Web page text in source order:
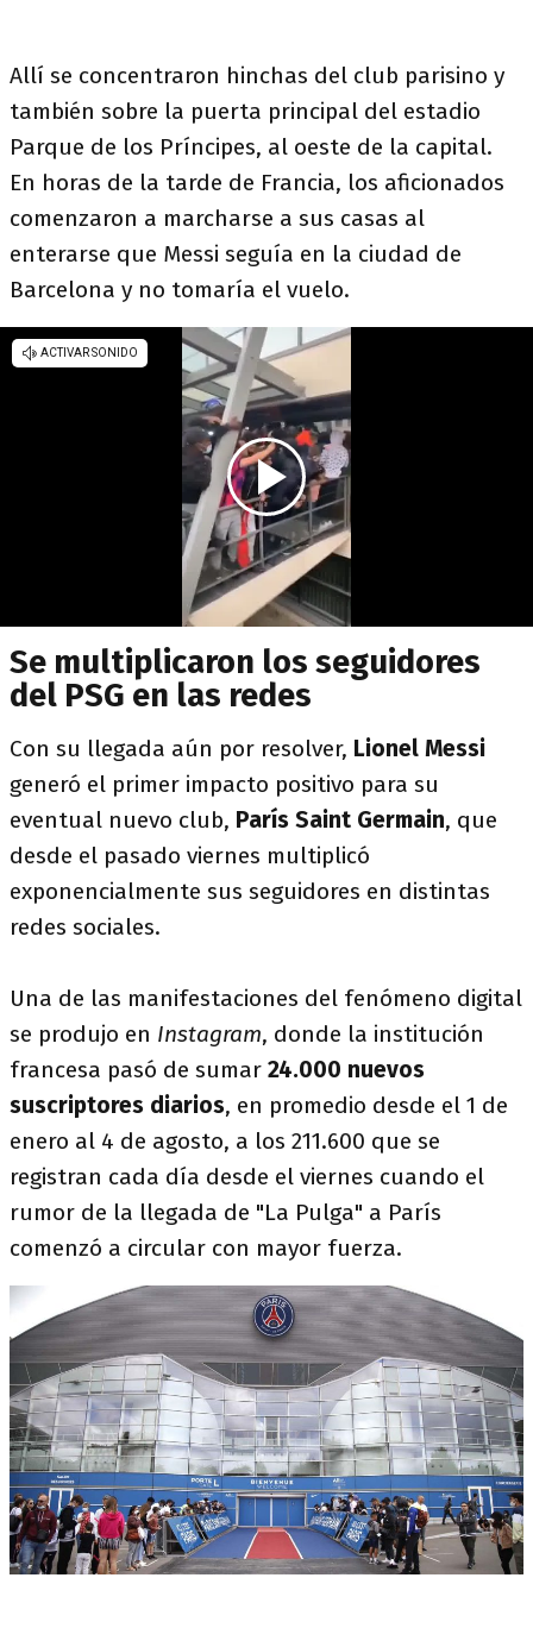
Allí se concentraron hinchas del club parisino y
también sobre la puerta principal del estadio
Parque de los Príncipes, al oeste de la capital.
En horas de la tarde de Francia, los aficionados
comenzaron a marcharse a sus casas al
enterarse que Messi seguía en la ciudad de
Barcelona y no tomaría el vuelo.
Se multiplicaron los seguidores
del PSG en las redes
Con su llegada aún por resolver, Lionel Messi
generó el primer impacto positivo para su
eventual nuevo club, París Saint Germain, que
desde el pasado viernes multiplicó
exponencialmente sus seguidores en distintas
redes sociales.
Una de las manifestaciones del fenómeno digital
se produjo en Instagram, donde la institución
francesa pasó de sumar 24.000 nuevos
suscriptores diarios, en promedio desde el 1 de
enero al 4 de agosto, a los 211.600 que se
registran cada día desde el viernes cuando el
rumor de la llegada de "La Pulga" a París
comenzó a circular con mayor fuerza.